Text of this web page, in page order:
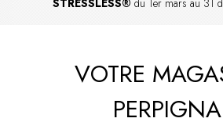
STRESSLESS® du 1er mars au 31
VOTRE